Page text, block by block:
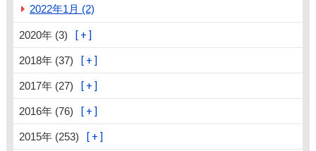
2022年1月 (2)
2020年 (3)
2018年 (37)
2017年 (27)
2016年 (76)
2015年 (253)